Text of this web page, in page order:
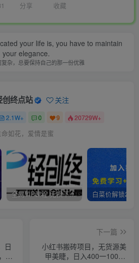
分享 收藏
your life is, you have to maintain
your elegance.
杂，总要保持自己的那一份优雅
创终点站 关注
2.1W+ 0 9 20729W+
命如花，爱情是蜜
全网VIP课程 无损下载~
日
落
下一篇
小红书搬砖项目，无货源美
甲美睫，日入400一1000+